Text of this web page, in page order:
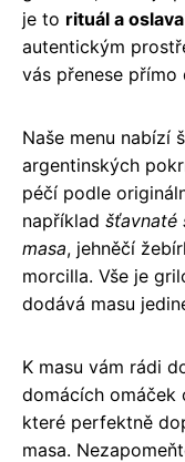
je to rituál a
autentickým
vás přenese přímo
Naše menu nabízí
argentinských
péčí podle
například šťavnaté
masa, jehněčí
morcilla. Vše je
dodává masu
K masu vám rádi
domácích omáček
které perfektně
masa.